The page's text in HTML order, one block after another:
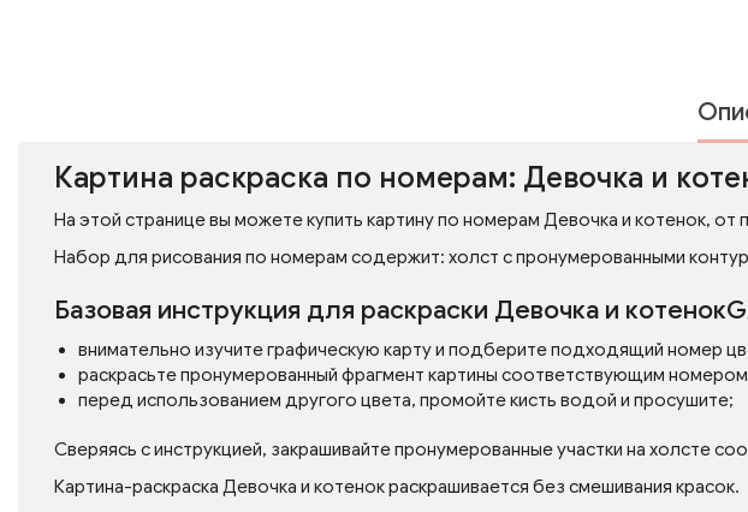
Картина раскраска по номерам: Девочка и
На этой странице вы можете купить картину по номерам Девочка и котенок,
Набор для рисования по номерам содержит: холст с пронумерованными
Базовая инструкция для раскраски Девочка и
внимательно изучите графическую карту и подберите подходящий номер
раскрасьте пронумерованный фрагмент картины соответствующим номером
перед использованием другого цвета, промойте кисть водой и просушите;
Сверяясь с инструкцией, закрашивайте пронумерованные участки на холсте
Картина-раскраска Девочка и котенок раскрашивается без смешивания красок.